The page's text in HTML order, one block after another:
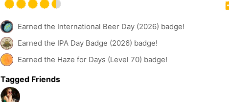
Earned the International Beer Day (2026) badge!
Earned the IPA Day Badge (2026) badge!
Earned the Haze for Days (Level 70) badge!
Tagged Friends